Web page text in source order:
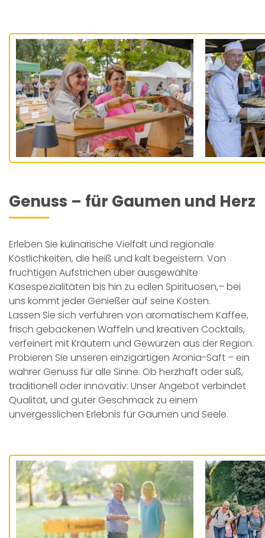
Genuss – für Gaumen und Herz
Erleben Sie kulinarische Vielfalt und regionale
Köstlichkeiten, die heiß und kalt begeistern. Von
fruchtigen Aufstrichen über ausgewählte
Käsespezialitäten bis hin zu edlen Spirituosen,– bei
uns kommt jeder Genießer auf seine Kosten.
Lassen Sie sich verführen von aromatischem Kaffee,
frisch gebackenen Waffeln und kreativen Cocktails,
verfeinert mit Kräutern und Gewürzen aus der Region.
Probieren Sie unseren einzigartigen Aronia-Saft – ein
wahrer Genuss für alle Sinne. Ob herzhaft oder süß,
traditionell oder innovativ: Unser Angebot verbindet
Qualität, und guter Geschmack zu einem
unvergesslichen Erlebnis für Gaumen und Seele.